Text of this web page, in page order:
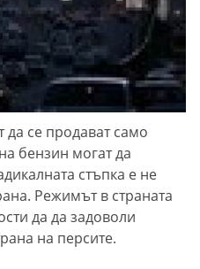
да се продават само
бензин могат да
стъпка е не
Режимът в страната
да да задоволи
на персите.